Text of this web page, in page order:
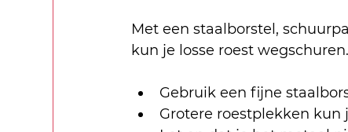
Met een staalborstel,
kun je losse roest
Gebruik een fijne
Grotere roestplekken kun